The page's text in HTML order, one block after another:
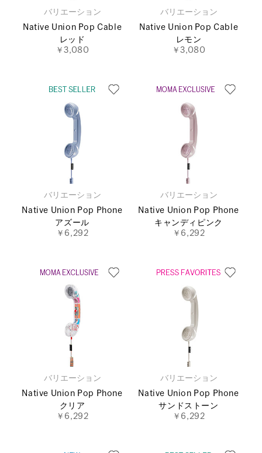
バリエーション
Native Union Pop Cable
レッド
￥3,080
バリエーション
Native Union Pop Cable
レモン
￥3,080
バリエーション
Native Union Pop Phone
アズール
￥6,292
バリエーション
Native Union Pop Phone
キャンディピンク
￥6,292
バリエーション
Native Union Pop Phone
クリア
￥6,292
バリエーション
Native Union Pop Phone
サンドストーン
￥6,292